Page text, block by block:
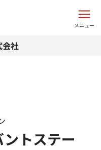
メニュー
会社
トステー